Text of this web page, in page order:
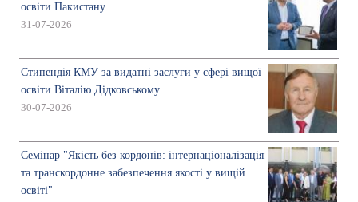
освіти Пакистану
31-07-2026
Стипендія КМУ за видатні заслуги у сфері вищої
освіти Віталію Дідковському
30-07-2026
Семінар "Якість без кордонів: інтернаціоналізація
та транскордонне забезпечення якості у вищій
освіті"